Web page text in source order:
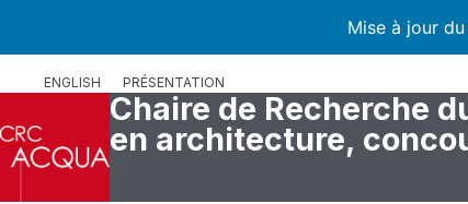
Mise à jour
ENGLISH PRÉSENTATION
Chaire de Recherche
en architecture,